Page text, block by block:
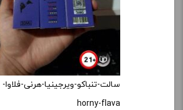
سالت-تنباکو-ویرجینیا-هرنی-فلاوا-
horny-flava